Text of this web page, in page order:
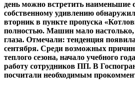
день можно встретить наименьшие
собственному удивлению
вторник в пункте пропуска
полностью. Машин мало настолько,
глаза. Отмечали: тенденция
сентября. Среди возможных
теплого сезона, начало учебного
работу сотрудников ПП. В
посчитали необходимым